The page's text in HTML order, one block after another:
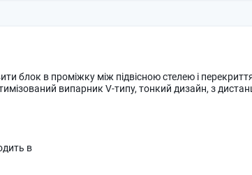
блок в проміжку між підвісною стелею і
випарник V-типу, тонкий дизайн, з
в